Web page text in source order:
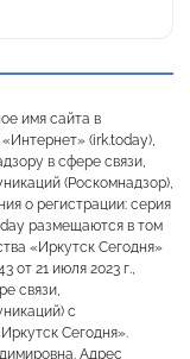
имя сайта в
(irk.today),
в сфере связи,
(Роскомнадзор),
о регистрации: серия
размещаются в том
«Иркутск Сегодня»
21 июля 2023 г.,
связи,
с
Сегодня».
Адрес